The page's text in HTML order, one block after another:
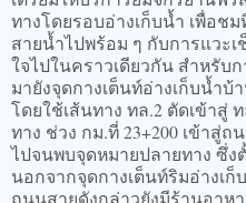
ทางโดยรอบอ่างเก็บน้ำ เพื่อช
สายน้ำไปพร้อม ๆ กับการแวะ
ใจไปในคราวเดียวกัน สำหรับ
มายังจุดกางเต็นท์อ่างเก็บน้ำ
โดยใช้เส้นทาง ทล.2 ตัดเข้าสู่
ทาง ช่วง กม.ที่ 23+200 เข้าสู่
ไปจนพบจุดหมายปลายทาง ซึ่ง
นอกจากจุดกางเต็นท์ริมอ่างเ
ถนนสายดังกล่าวยังมีร้านอาห